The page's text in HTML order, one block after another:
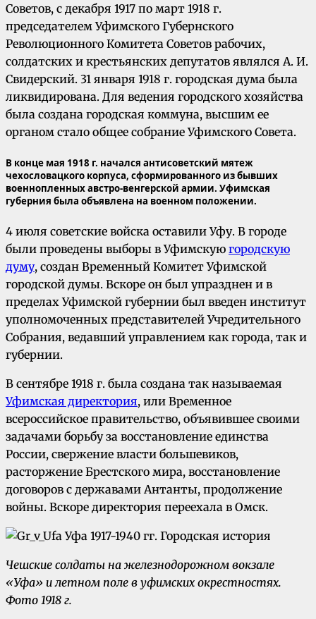
Советов, с декабря 1917 по март 1918 г.
председателем Уфимского Губернского
Революционного Комитета Советов рабочих,
солдатских и крестьянских депутатов являлся А. И.
Свидерский. 31 января 1918 г. городская дума была
ликвидирована. Для ведения городского хозяйства
была создана городская коммуна, высшим ее
органом стало общее собрание Уфимского Совета.
В конце мая 1918 г. начался антисоветский мятеж
чехословацкого корпуса, сформированного из бывших
военнопленных австро-венгерской армии. Уфимская
губерния была объявлена на военном положении.
4 июля советские войска оставили Уфу. В городе
были проведены выборы в Уфимскую городскую
думу, создан Временный Комитет Уфимской
городской думы. Вскоре он был упразднен и в
пределах Уфимской губернии был введен институт
уполномоченных представителей Учредительного
Собрания, ведавший управлением как города, так и
губернии.
В сентябре 1918 г. была создана так называемая
Уфимская директория, или Временное
всероссийское правительство, объявившее своими
задачами борьбу за восстановление единства
России, свержение власти большевиков,
расторжение Брестского мира, восстановление
договоров с державами Антанты, продолжение
войны. Вскоре директория переехала в Омск.
Чешские солдаты на железнодорожном вокзале
«Уфа» и летном поле в уфимских окрестностях.
Фото 1918 г.